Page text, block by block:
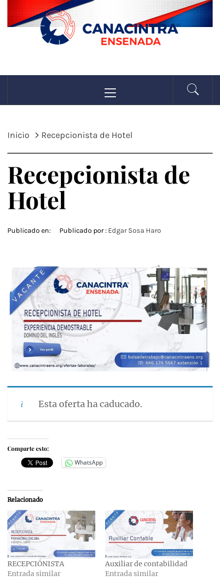
Saltar
contenido
CANACINTRA
ENSENADA
principal
Inicio Recepcionista de Hotel
Recepcionista de
Hotel
Publicado en: Publicado por : Edgar Sosa Haro
Esta oferta ha caducado.
Comparte esto:
WhatsApp
Relacionado
RECEPCIÓNISTA
Entrada similar
Auxiliar de contabilidad
Entrada similar